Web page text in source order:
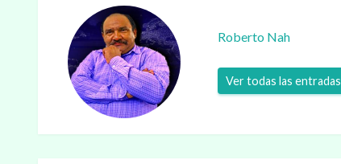
Roberto Nah
Ver todas las entradas